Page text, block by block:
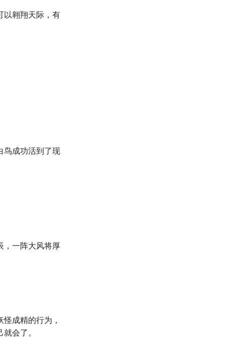
以翱翔天际，有
鸟成功活到了现
，一阵大风将厚
成精的行为，
会了。